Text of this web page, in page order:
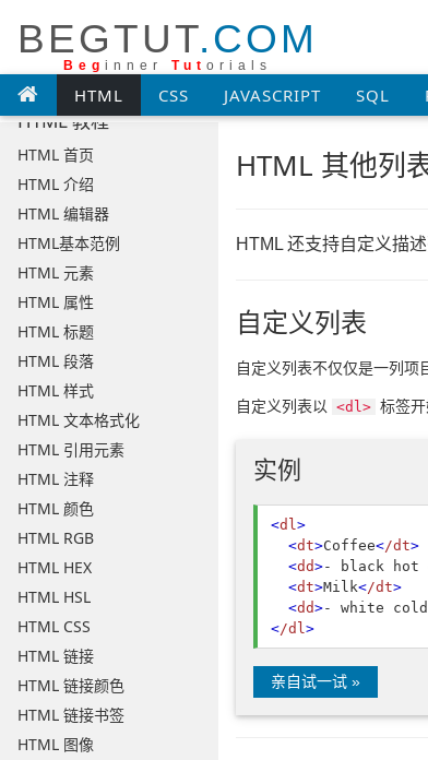
BEGTUT.COM
Beg inner Tut orials
HTML CSS JAVASCRIPT SQL
HTML 教程
HTML 首页
HTML 介绍
HTML 编辑器
HTML基本范例
HTML 元素
HTML 属性
HTML 标题
HTML 段落
HTML 样式
HTML 文本格式化
HTML 引用元素
HTML 注释
HTML 颜色
HTML RGB
HTML HEX
HTML HSL
HTML CSS
HTML 链接
HTML 链接颜色
HTML 链接书签
HTML 图像
HTML 其他列
HTML 还支持自定义描述
自定义列表
自定义列表不仅仅是一列项
自定义列表以 <dl> 标签
实例
<dl>
<dt>Coffee</dt>
<dd>- black hot
<dt>Milk</dt>
<dd>- white
</dl>
亲自试一试 »